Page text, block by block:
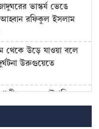
ভাস্কর্য ভেঙে
রফিকুল ইসলাম
থেকে উড়ে যাওয়া বলে
উরুগুয়েতে
নজরুল রাষ্ট্রপতি
ভোট দিতে পারবেন: